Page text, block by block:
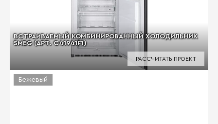
ВСТРАИВАЕМЫЙ КОМБИНИРОВАННЫЙ ХОЛОДИЛЬНИК
SMEG (АРТ. C41941F1)
РАССЧИТАТЬ ПРОЕКТ
Бежевый